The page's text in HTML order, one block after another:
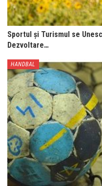
Sportul și Turismul se
Dezvoltare…
HANDBAL